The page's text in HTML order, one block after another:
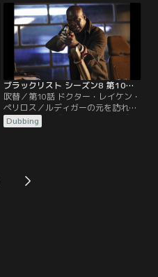
な頃、クーパーに政界進出の話が持
ち上がる。引退する上院議員の後任
指名を受けてほしいという打診があ
ったのだ。レッドは公園で、野鳥を
愛する女性アンと知り合う。すっか
り意気投合するが…。
ブラックリスト シーズン8 第10話／吹替
吹替／第10話 ドクター・レイケン・
ペリロス／ルディガーの元を訪れて
いたレッドとデンベは、タウンゼン
トの手下たちに急襲される。そして
クター・ペリロスを使ってデンベを
拷問する。デンベの行方を必死に捜
Dubbing